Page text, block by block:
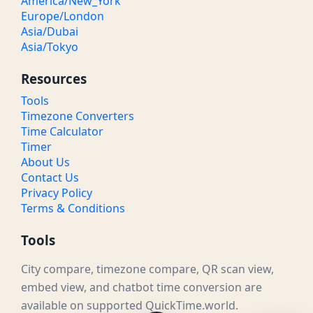
9 PM IST
10 PM IST
10:30 PM IST
11 PM IST
11:30 PM IST
Europe/London
Asia/Dubai
Asia/Tokyo
Resources
Tools
Timezone Converters
Time Calculator
Timer
About Us
Contact Us
Privacy Policy
Terms & Conditions
Tools
City compare, timezone compare, QR scan view,
embed view, and chatbot time conversion are
available on supported QuickTime.world.